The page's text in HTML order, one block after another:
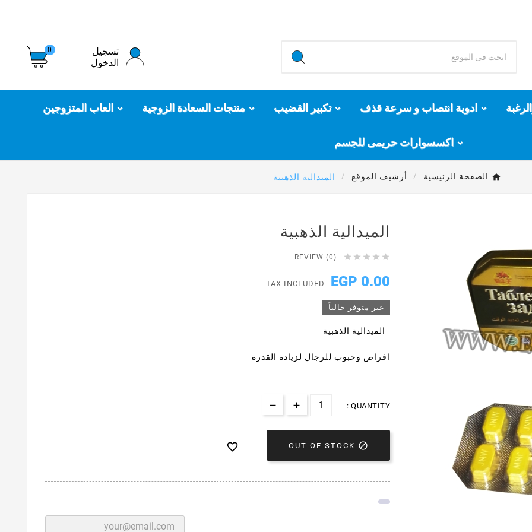
تسجيل
الدخول
0
ادوية انتصاب و سرعة قذف تكبير القضيب منتجات السعادة الزوجية العاب المتزوجين
اكسسوارات حريمى للجسم
الصفحة الرئيسية أرشيف الموقع الميدالية الذهبية
الميدالية الذهبية





REVIEW (0)
0.00 EGP
TAX INCLUDED
غير متوفر حالياً
الميدالية الذهبية
اقراص وحبوب للرجال لزيادة القدرة
QUANTITY :

OUT OF STOCK
